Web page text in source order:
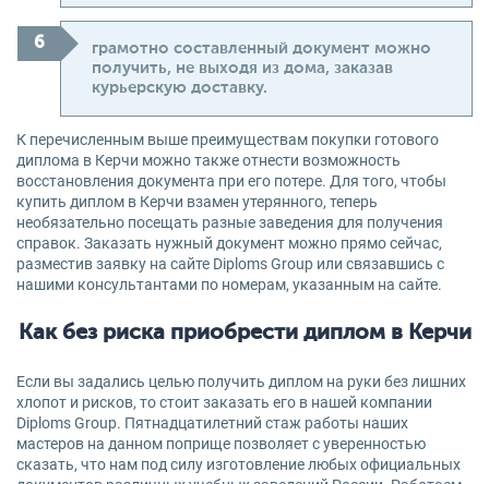
грамотно составленный документ можно
получить, не выходя из дома, заказав
курьерскую доставку.
К перечисленным выше преимуществам покупки готового
диплома в Керчи можно также отнести возможность
восстановления документа при его потере. Для того, чтобы
купить диплом в Керчи взамен утерянного, теперь
необязательно посещать разные заведения для получения
справок. Заказать нужный документ можно прямо сейчас,
разместив заявку на сайте Diploms Group или связавшись с
нашими консультантами по номерам, указанным на сайте.
Как без риска приобрести диплом в Керчи
Если вы задались целью получить диплом на руки без лишних
хлопот и рисков, то стоит заказать его в нашей компании
Diploms Group. Пятнадцатилетний стаж работы наших
мастеров на данном поприще позволяет с уверенностью
сказать, что нам под силу изготовление любых официальных